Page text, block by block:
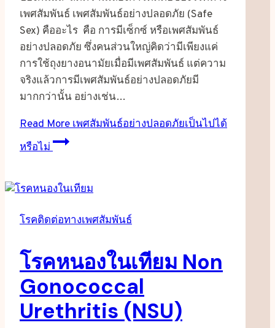
เพศสัมพันธ์ เพศสัมพันธ์อย่างปลอดภัย (Safe
Sex) คืออะไร คือ การมีเซ็กซ์ หรือเพศสัมพันธ์
อย่างปลอดภัย ซึ่งคนส่วนใหญ่คิดว่ามีเพียงแค่
การใช้ถุงยางอนามัยเมื่อมีเพศสัมพันธ์ แต่ความ
จริงแล้วการมีเพศสัมพันธ์อย่างปลอดภัยมี
มากกว่านั้น อย่างเช่น…
Read Moreเพศสัมพันธ์อย่างปลอดภัยเป็นไปได้
หรือไม่
โรคติดต่อทางเพศสัมพันธ์
โรคหนองในเทียม Non
Gonococcal
Urethritis (NSU)